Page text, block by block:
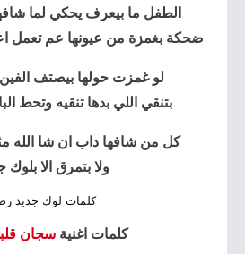
الطفل ما بيعرف يحكي لما
ضحكة بغمزة من عيونها عم تعمل
لو غمزت حولها بيصتف
بتنقي اللي بدها تنقيه وتحط
كل من شافها داب ان شا الله
ولا بتمرق الا بلوك
كلمات لوك جديد
كلمات اغنيةسجان